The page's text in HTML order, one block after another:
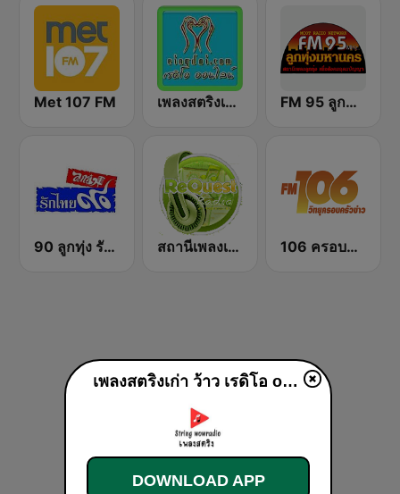
Met 107 FM เพลงสตริงเก่า Eingdoi Radio FM 95 ลูกทุ่งมหานคร อสมท
90 ลูกทุ่ง รักไทย สถานีเพลงเพื่อชีวิต Request Radio For Life 106 ครอบครัวข่าว
เพลงสตริงเก่า ว้าว เรดิโอ online live
DOWNLOAD APP